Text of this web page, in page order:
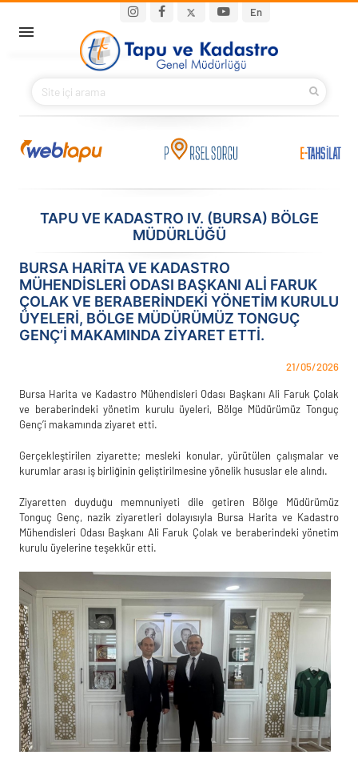
En
Main navigation
BAKANIMIZ
KURUMSAL
İLETIŞIM
S.S.S.
TAPU VE KADASTRO IV. (BURSA) BÖLGE
MÜDÜRLÜĞÜ
BURSA HARITA VE KADASTRO
MÜHENDISLERI ODASI BAŞKANI ALI FARUK
ÇOLAK VE BERABERINDEKI YÖNETIM KURULU
ÜYELERI, BÖLGE MÜDÜRÜMÜZ TONGUÇ
GENÇ’I MAKAMINDA ZIYARET ETTI.
21/05/2026
Bursa Harita ve Kadastro Mühendisleri Odası BaşkanıAli Faruk Çolak
ve beraberindeki yönetim kurulu üyeleri, Bölge Müdürümüz Tonguç
Genç’i makamında ziyaret etti.
Gerçekleştirilen ziyarette; mesleki konular, yürütülen çalışmalar ve
kurumlar arası iş birliğinin geliştirilmesine yönelik hususlar ele alındı.
Ziyaretten duyduğu memnuniyeti dile getiren Bölge Müdürümüz
Tonguç Genç, nazik ziyaretleri dolayısıyla Bursa Harita ve Kadastro
Mühendisleri Odası Başkanı Ali Faruk Çolak ve beraberindeki yönetim
kurulu üyelerine teşekkür etti.